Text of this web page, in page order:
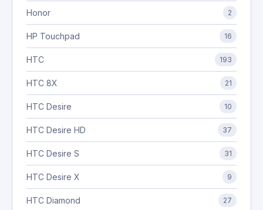
Honor 2
HP Touchpad 16
HTC 193
HTC 8X 21
HTC Desire 10
HTC Desire HD 37
HTC Desire S 31
HTC Desire X 9
HTC Diamond 27